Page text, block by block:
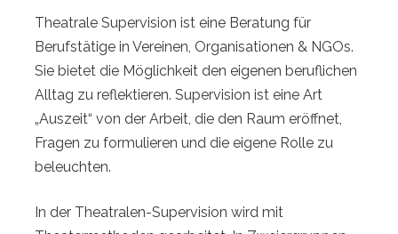
Theatrale Supervision ist eine Beratung für
Berufstätige in Vereinen, Organisationen & NGOs.
Sie bietet die Möglichkeit den eigenen beruflichen
Alltag zu reflektieren. Supervision ist eine Art
„Auszeit“ von der Arbeit, die den Raum eröffnet,
Fragen zu formulieren und die eigene Rolle zu
beleuchten.
In der Theatralen-Supervision wird mit